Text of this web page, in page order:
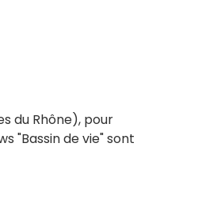
du Rhône), pour
"Bassin de vie" sont